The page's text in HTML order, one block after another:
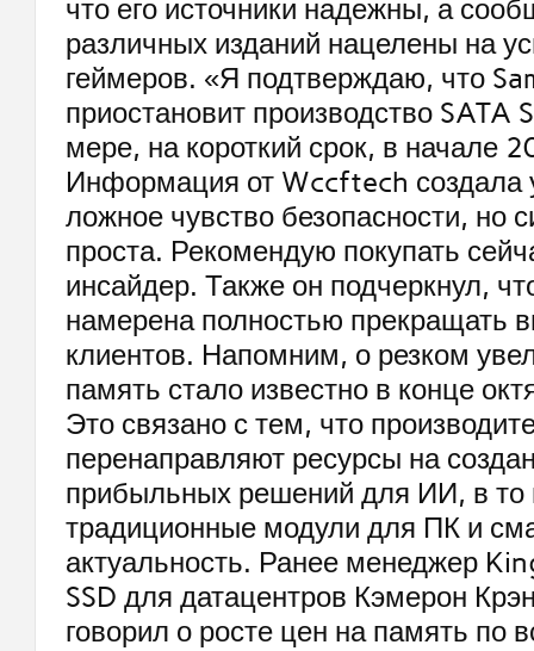
что его источники надежны, а
различных изданий нацелены на
геймеров. «Я подтверждаю, что
приостановит производство SATA
мере, на короткий срок, в начале
Информация от Wccftech создала
ложное чувство безопасности, но
проста. Рекомендую покупать
инсайдер. Также он подчеркнул,
намерена полностью прекращать
клиентов. Напомним, о резком
память стало известно в конце
Это связано с тем, что
перенаправляют ресурсы на
прибыльных решений для ИИ, в то
традиционные модули для ПК и
актуальность. Ранее менеджер
SSD для датацентров Кэмерон
говорил о росте цен на память по